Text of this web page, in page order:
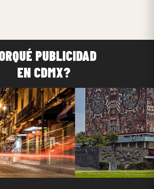
PUBLICIDAD
EN CDMX?